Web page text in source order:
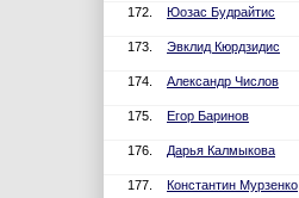
172. Юозас Будрайтис
173. Эвклид Кюрдзидис
174. Александр Числов
175. Егор Баринов
176. Дарья Калмыкова
177. Константин Мурзенко